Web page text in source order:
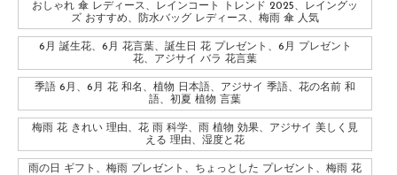
おしゃれ 傘 レディース、レインコート トレンド 2025、レイングッ
ズ おすすめ、防水バッグ レディース、梅雨 傘 人気
6月 誕生花、6月 花言葉、誕生日 花 プレゼント、6月 プレゼント
花、アジサイ バラ 花言葉
季語 6月、6月 花 和名、植物 日本語、アジサイ 季語、花の名前 和
語、初夏 植物 言葉
梅雨 花 きれい 理由、花 雨 科学、雨 植物 効果、アジサイ 美しく見
える 理由、湿度と花
雨の日 ギフト、梅雨 プレゼント、ちょっとした プレゼント、梅雨 花